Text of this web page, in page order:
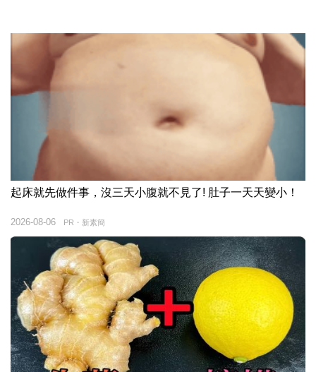
起床就先做件事，沒三天小腹就不見了! 肚子一天天變小！
PR・新素簡
2026-08-06